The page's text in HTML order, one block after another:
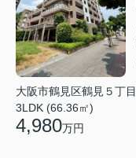
大阪市鶴見区鶴見５丁目
3LDK (66.36㎡)
4,980万円